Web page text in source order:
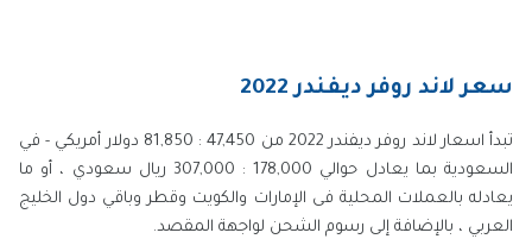
سعر لاند روفر ديفندر 2022
تبدأ اسعار لاند روفر ديفندر 2022 من 47,450 : 81,850 دولار أمريكي - في
السعودية بما يعادل حوالي 178,000 : 307,000 ريال سعودي ، أو ما
يعادله بالعملات المحلية فى الإمارات والكويت وقطر وباقي دول الخليج
العربي ، بالإضافة إلى رسوم الشحن لواجهة المقصد.